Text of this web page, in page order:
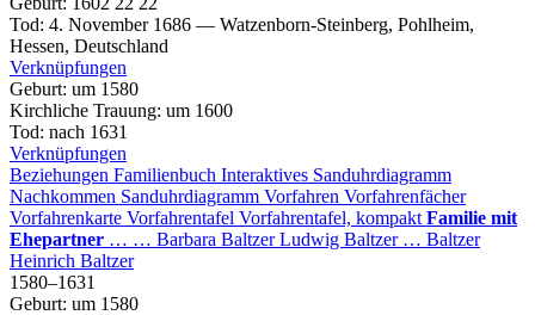
Tod: 4. November 1686 — Watzenborn-Steinberg, Pohlheim,
Hessen, Deutschland
Verknüpfungen
Geburt: um 1580
Kirchliche Trauung: um 1600
Tod: nach 1631
Verknüpfungen
Beziehungen Familienbuch Interaktives Sanduhrdiagramm
Nachkommen Sanduhrdiagramm Vorfahren Vorfahrenfächer
Vorfahrenkarte Vorfahrentafel Vorfahrentafel, kompakt Familie mit
Ehepartner … … Barbara Baltzer Ludwig Baltzer … Baltzer
Heinrich Baltzer
1580–1631
Geburt: um 1580